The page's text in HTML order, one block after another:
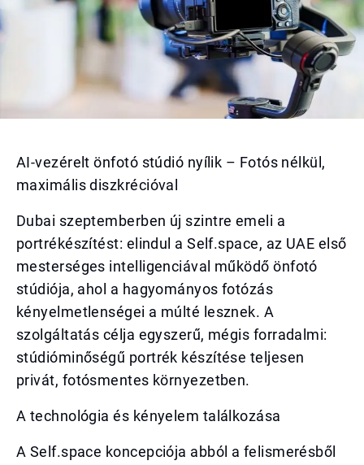
AI-vezérelt önfotó stúdió nyílik – Fotós nélkül,
maximális diszkrécióval
Dubai szeptemberben új szintre emeli a
portrékészítést: elindul a Self.space, az UAE első
mesterséges intelligenciával működő önfotó
stúdiója, ahol a hagyományos fotózás
kényelmetlenségei a múlté lesznek. A
szolgáltatás célja egyszerű, mégis forradalmi:
stúdióminőségű portrék készítése teljesen
privát, fotósmentes környezetben.
A technológia és kényelem találkozása
A Self.space koncepciója abból a felismerésből